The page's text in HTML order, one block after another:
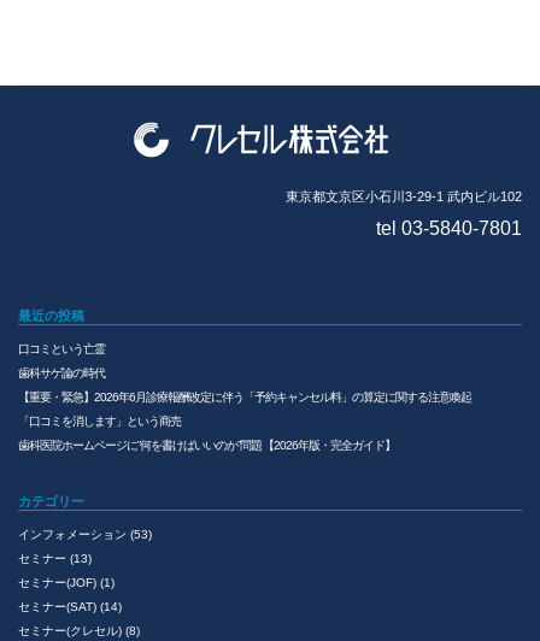
東京都文京区小石川3-29-1 武内ビル102
tel 03-5840-7801
最近の投稿
口コミという亡霊
歯科サゲ論の時代
【重要・緊急】2026年6月診療報酬改定に伴う「予約キャンセル料」の算定に関する注意喚起
「口コミを消します」という商売
歯科医院ホームページに”何を書けばいいのか”問題 【2026年版・完全ガイド】
カテゴリー
インフォメーション (53)
セミナー (13)
セミナー(JOF) (1)
セミナー(SAT) (14)
セミナー(クレセル) (8)